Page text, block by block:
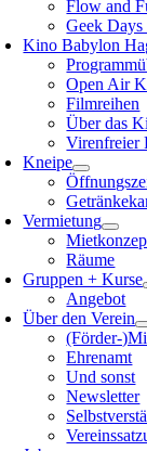
Flow and
Geek Days
Kino Babylon
Open Air
Filmreihen
Über das
Virenfreier
Kneipe
Vermietung
Räume
Gruppen + Kurse
Angebot
Über den Verein
(Förder-
Ehrenamt
Und sonst
Newsletter